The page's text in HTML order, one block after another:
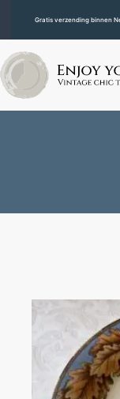
Gratis verzending binnen